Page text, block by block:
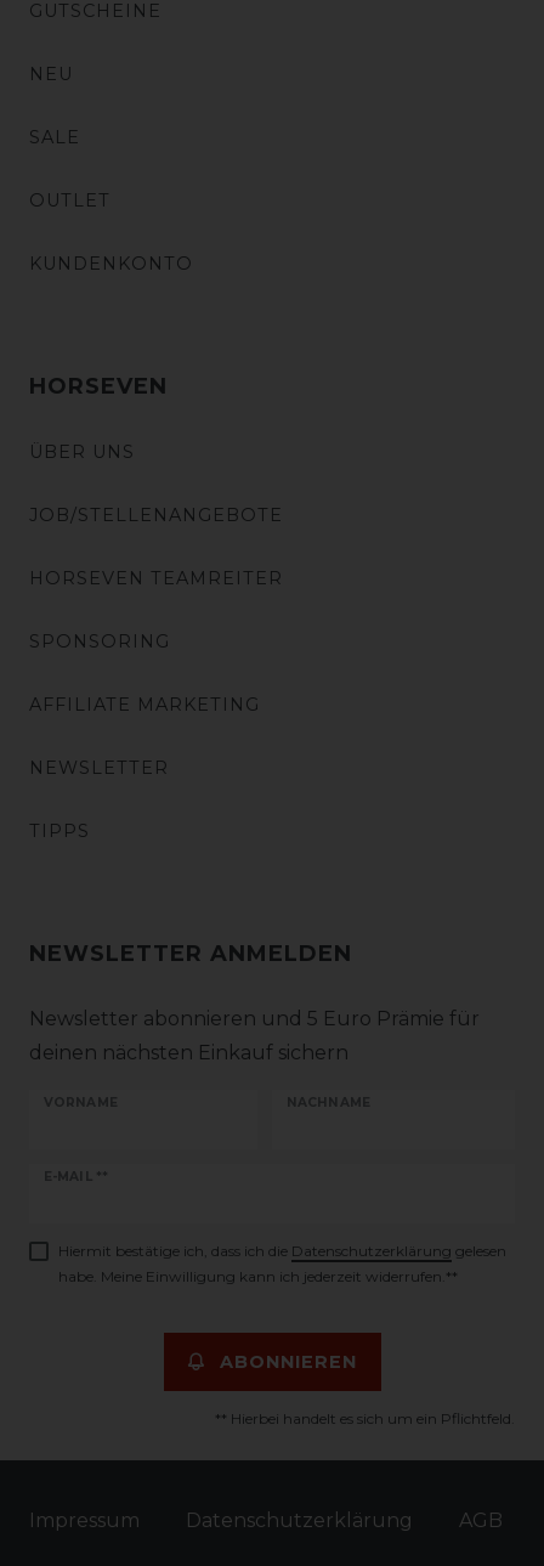
GUTSCHEINE
NEU
SALE
OUTLET
KUNDENKONTO
HORSEVEN
ÜBER UNS
JOB/STELLENANGEBOTE
HORSEVEN TEAMREITER
SPONSORING
AFFILIATE MARKETING
NEWSLETTER
TIPPS
NEWSLETTER ANMELDEN
Newsletter abonnieren und 5 Euro Prämie für
deinen nächsten Einkauf sichern
VORNAME NACHNAME
E-MAIL **
Newsletter
Hiermit bestätige ich, dass ich die Daten­schutz­erklärung gelesen
habe. Meine Einwilligung kann ich jederzeit widerrufen.**
ABONNIEREN
** Hierbei handelt es sich um ein Pflichtfeld.
Impressum Daten­schutz­erklärung AGB